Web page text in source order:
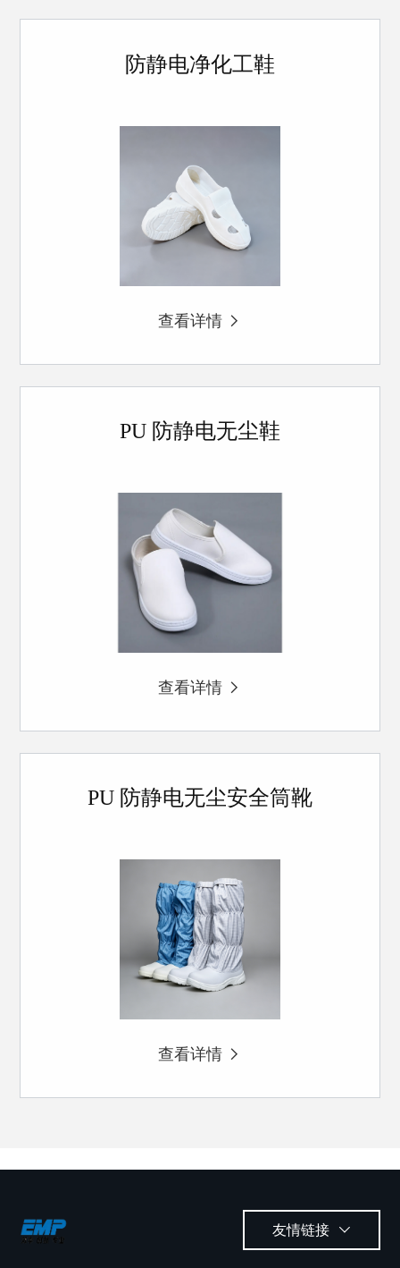
防静电净化工鞋
查看详情
PU 防静电无尘鞋
查看详情
PU 防静电无尘安全筒靴
查看详情
友情链接